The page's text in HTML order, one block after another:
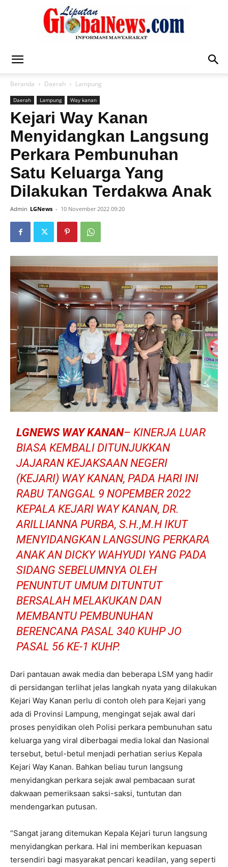
News
Beranda Daerah Lampung
Daerah Lampung Way kanan
Kejari Way Kanan
Menyidangkan Langsung
Perkara Pembunuhan
Satu Keluarga Yang
Dilakukan Terdakwa Anak
Admin LGNews - 10 November 2022 09:20
LGNEWS WAY KANAN– KINERJA LUAR
BIASA KEMBALI DITUNJUKKAN
JAJARAN KEJAKSAAN NEGERI
(KEJARI) WAY KANAN, PADA HARI INI
RABU TANGGAL 9 NOPEMBER 2022
KEPALA KEJARI WAY KANAN, DR.
ARILLIANNA PURBA, S.H.,M.H IKUT
MENYIDANGKAN LANGSUNG PERKARA
ANAK AN DICKY WAHYUDI YANG PADA
SIDANG SEBELUMNYA OLEH
PENUNTUT UMUM DITUNTUT
BERSALAH MELAKUKAN DAN
MEMBANTU PEMBUNUHAN
BERENCANA PASAL 340 KUHP JO
PASAL 56 KE-1 KUHP.
Dari pantauan awak media dan beberapa LSM yang hadir
di persidangan terlihat jelas langkah nyata yang dilakukan
Kejari Way Kanan perlu di contoh oleh para Kejari yang
ada di Provinsi Lampung, mengingat sejak awal dari
proses penyidikan oleh Polisi perkara pembunuhan satu
keluarga yang viral diberbagai media lokal dan Nasional
tersebut, betul-betul menjadi perhatian serius Kepala
Kejari Way Kanan. Bahkan beliau turun langsung
menyidangkan perkara sejak awal pembacaan surat
dakwaan pemeriksaan saksi-saksi, tuntutan dan
mendengarkan putusan.
“Sangat jarang ditemukan Kepala Kejari turun langsung
menyidangkan perkara. Hal ini memberikan kepuasan
tersendiri bagi masyarakat pencari keadilan, yang seperti